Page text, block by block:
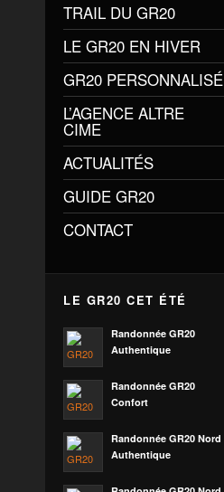
TRAIL DU GR20
LE GR20 EN HIVER
GR20 PERSONNALISÉ
L’AGENCE ALTRE
CIME
ACTUALITÉS
GUIDE GR20
CONTACT
LE GR20 CET ÉTÉ
Randonnée GR20
Authentique
Randonnée GR20
Confort
Randonnée GR20 Nord
Authentique